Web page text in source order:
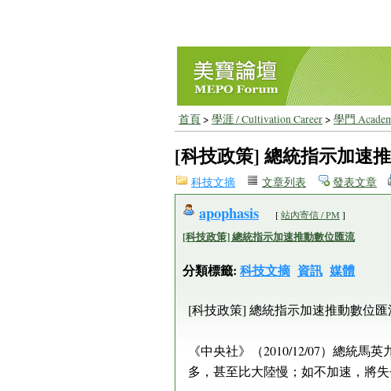
首頁> 學涯 / Cultivation Career> 學門
[科技政策] 總統指示加速
科技文摘 文章列表 發表文章
apophasis [站內寄信 / PM ]
[科技政策] 總統指示加速推動數位匯流
分類標籤: 科技文摘 資訊 媒體
[科技政策] 總統指示加速推動數位匯
《中央社》（2010/12/07）總統馬
多，甚至比大陸慢；如不加速，將失